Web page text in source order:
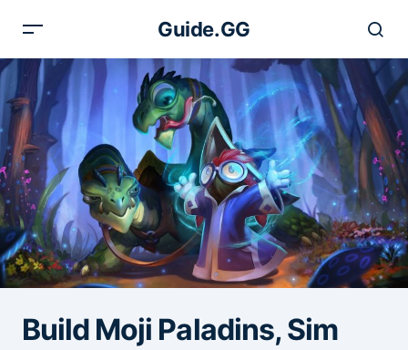
Guide.GG
Build Moji Paladins, Sim